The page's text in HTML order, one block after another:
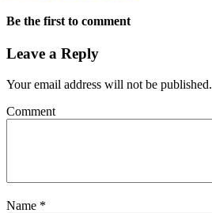
Be the first to comment
Leave a Reply
Your email address will not be published.
Comment
Name *